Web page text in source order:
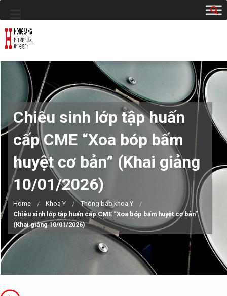
Chiêu sinh lớp tập huấn
cấp CME “Xoa bóp bấm
huyệt cơ bản” (Khai giảng
10/01/2026)
Home Khoa Y
Thông báo khoa Y
Chiêu sinh lớp tập huấn cấp CME “Xoa bóp bấm huyệt cơ bản”
(Khai giảng 10/01/2026)